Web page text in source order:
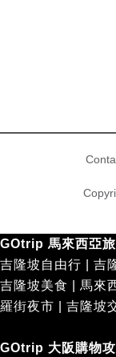
GOtrip 馬來西亞
吉隆坡自由行
吉
吉隆坡美食
馬來
羅街夜市
吉隆坡
GOtrip 大阪購物